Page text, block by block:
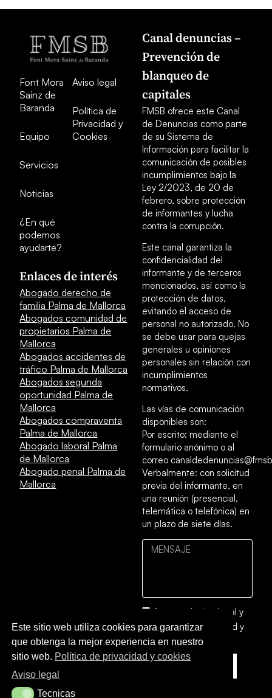
Font Mora
Sainz de
Baranda
Equipo
Servicios
Noticias
¿En qué
podemos
ayudarte?
Aviso legal
Política de
Privacidad y
Cookies
Enlaces de interés
Abogado derecho de
familia Palma de Mallorca
Abogados comunidad de
propietarios Palma de
Mallorca
Abogados accidentes de
tráfico Palma de Mallorca
Abogados segunda
oportunidad Palma de
Mallorca
Abogados compraventa
Palma de Mallorca
Abogado laboral Palma
de Mallorca
Abogado penal Palma de
Mallorca
Canal denuncias –
Prevención de
blanqueo de
capitales
FMSB ofrece este Canal
de Denuncias como parte
de su Sistema de
Información para facilitar la
comunicación de posibles
incumplimientos bajo la
Ley 2/2023, de 20 de
febrero, sobre protección
de informantes y lucha
contra la corrupción.
Este canal garantiza la
confidencialidad del
informante y de terceros
mencionados, así como la
protección de datos,
evitando el acceso de
personal no autorizado. No
se debe usar para quejas
generales u opiniones
personales sin relación con
incumplimientos
normativos.
Las vías de comunicación
disponibles son:
Por escrito: mediante el
formulario anónimo o al
correo
Verbalmente: con solicitud
previa del informante, en
una reunión (presencial,
telemática o telefónica) en
un plazo de siete días.
Acepto el aviso legal y
lapolítica de privacidad y
cookies
Este sitio web utiliza cookies para garantizar
que obtenga la mejor experiencia en nuestro
sitio web. Política de privacidad y cookies
Aviso legal
TecnicasTecnicas